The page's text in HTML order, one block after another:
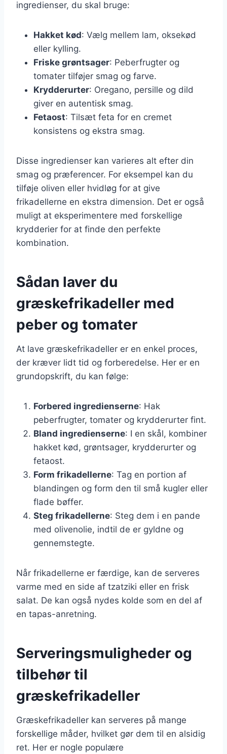
ingredienser, du skal bruge:
Hakket kød: Vælg mellem lam, oksekød
eller kylling.
Friske grøntsager: Peberfrugter og
tomater tilføjer smag og farve.
Krydderurter: Oregano, persille og dild
giver en autentisk smag.
Fetaost: Tilsæt feta for en cremet
konsistens og ekstra smag.
Disse ingredienser kan varieres alt efter din
smag og præferencer. For eksempel kan du
tilføje oliven eller hvidløg for at give
frikadellerne en ekstra dimension. Det er også
muligt at eksperimentere med forskellige
krydderier for at finde den perfekte
kombination.
Sådan laver du
græskefrikadeller med
peber og tomater
At lave græskefrikadeller er en enkel proces,
der kræver lidt tid og forberedelse. Her er en
grundopskrift, du kan følge:
Forbered ingredienserne: Hak
peberfrugter, tomater og krydderurter fint.
Bland ingredienserne: I en skål, kombiner
hakket kød, grøntsager, krydderurter og
fetaost.
Form frikadellerne: Tag en portion af
blandingen og form den til små kugler eller
flade bøffer.
Steg frikadellerne: Steg dem i en pande
med olivenolie, indtil de er gyldne og
gennemstegte.
Når frikadellerne er færdige, kan de serveres
varme med en side af tzatziki eller en frisk
salat. De kan også nydes kolde som en del af
en tapas-anretning.
Serveringsmuligheder og
tilbehør til
græskefrikadeller
Græskefrikadeller kan serveres på mange
forskellige måder, hvilket gør dem til en alsidig
ret. Her er nogle populære